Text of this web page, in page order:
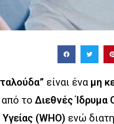
είναι ένα μη
το Διεθνές
(WHO) ενώ